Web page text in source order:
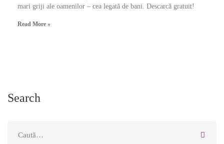
mari griji ale oamenilor – cea legată de bani. Descarcă gratuit!
Read More »
Search